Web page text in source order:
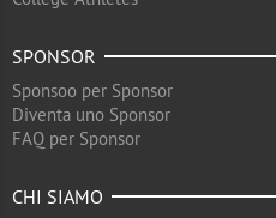
SPONSOR
Sponsoo per Sponsor
Diventa uno Sponsor
FAQ per Sponsor
CHI SIAMO